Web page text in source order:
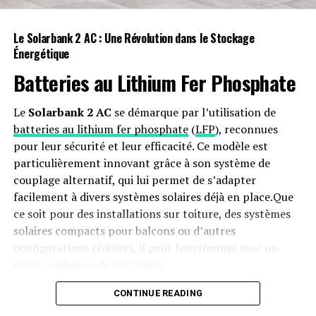
les bons plans.
Les informations fournies peuvent contenir des liens
affiliés qui pourraient nous permettre d’obtenir une
commission (sans impact financier pour vous). Les tarifs
indiqués sont susceptibles d’être modifiés et certaines
offres peuvent expirer rapidement ; veillez donc bien
aux dates mentionnées lors du passage en caisse.
RELATED TOPICS: ABONNEMENT
AMAZON PRIME
ÉTUDIANTS
PROMOTION PROMOTIONS
RÉDUCTION
RÉDUCTIONS
UP NEXT
Une formidable nouvelle pour les conducteurs de
DON'T MISS
Le pare-brise de la BMW Panoramic iDrive : une
expérience immersive à couper le souffle !
Le Solarbank 2 AC : Une Révolution dans le Stockage
Énergétique
Batteries au Lithium Fer Phosphate
Le Solarbank 2 AC se démarque par l’utilisation de
batteries au lithium fer phosphate(LFP), reconnues
pour leur sécurité et leur efficacité. Ce modèle est
particulièrement innovant grâce à son système de
couplage alternatif, qui lui permet de s’adapter
facilement à divers systèmes solaires déjà en place.Que
ce soit pour des installations sur toiture, des systèmes
solaires compacts pour balcons ou d’autres
configurations réduites, il peut fonctionner avec un
Capacité et flexibilité Énergétique
CONTINUE READING